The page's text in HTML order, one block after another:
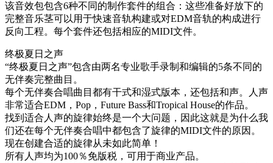
该音效包包含6种不同的制作套件的组合：这些准备好放下的
完整音乐茎可以用于快速音轨构建或对EDM音轨的构成进行
反向工程。每个套件还包括相应的MIDI文件。
终极夏日之声
“终极夏日之声”包含由两名专业歌手录制和编辑的5条不同的
无伴奏完整曲目。
每个无伴奏合唱曲目都有干式和湿式版本，还包括和声。人声
非常适合EDM，Pop，Future Bass和Tropical House的作品。
找到适合人声的旋律始终是一个大问题，因此这就是为什么我
们还在每个无伴奏合唱中都包含了旋律的MIDI文件的原因。
现在创建合适的旋律从未如此简单！
所有人声均为100％免版税，可用于商业产品。